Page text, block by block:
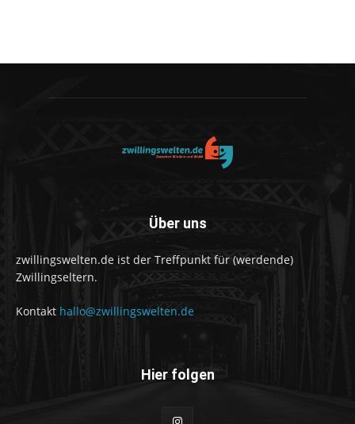
Über uns
zwillingswelten.de ist der Treffpunkt für (werdende)
Zwillingseltern.
Kontakt hallo@zwillingswelten.de
Hier folgen